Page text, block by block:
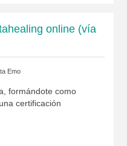
online (vía
Emo
formándote como
certificación